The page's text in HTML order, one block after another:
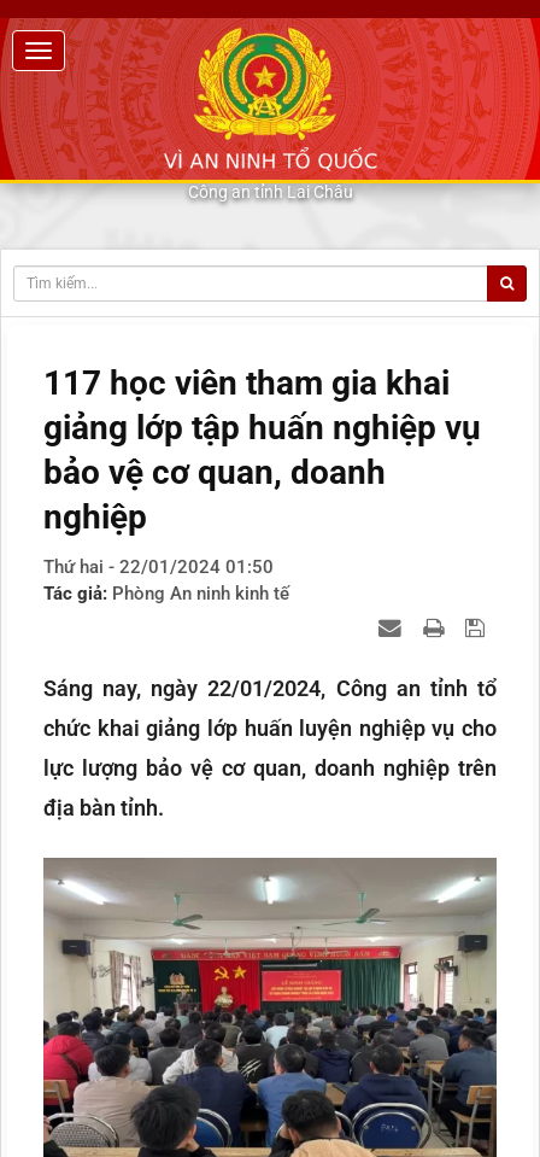
Công an tỉnh Lai Châu
117 học viên tham gia khai
giảng lớp tập huấn nghiệp vụ
bảo vệ cơ quan, doanh
nghiệp
Thứ hai - 22/01/2024 01:50
Tác giả: Phòng An ninh kinh tế
Sáng nay, ngày 22/01/2024, Công an tỉnh tổ
chức khai giảng lớp huấn luyện nghiệp vụ cho
lực lượng bảo vệ cơ quan, doanh nghiệp trên
địa bàn tỉnh.